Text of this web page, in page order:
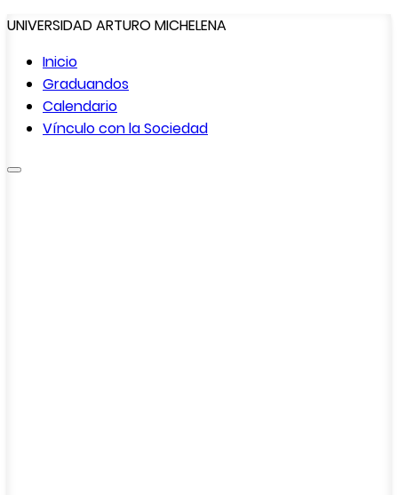
UNIVERSIDAD ARTURO MICHELENA
Inicio
Graduandos
Calendario
Vínculo con laSociedad